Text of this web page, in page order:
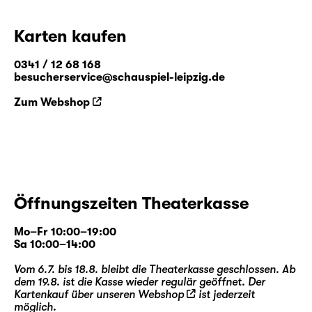
Karten kaufen
0341 / 12 68 168
besucherservice@schauspiel-leipzig.de
Zum Webshop
Öffnungszeiten Theaterkasse
Mo–Fr 10:00–19:00
Sa 10:00–14:00
Vom 6.7. bis 18.8. bleibt die Theaterkasse geschlossen. Ab
dem 19.8. ist die Kasse wieder regulär geöffnet. Der
Kartenkauf über unseren Webshop
ist jederzeit
möglich.